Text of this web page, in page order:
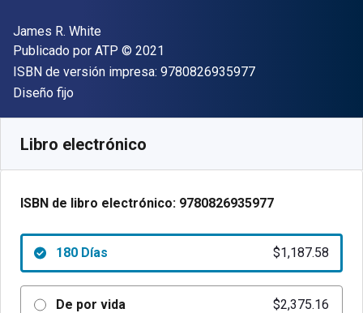
Autor(es)
James R. White
Editor
Publicado por ATP Copyright
© 2021
ISBN de versión impresa: 9780826935977"ISBN-13
Formato
Diseño fijo
Libro electrónico
ISBN de libro electrónico: 9780826935977
180 Días $1,187.58
De por vida $2,375.16